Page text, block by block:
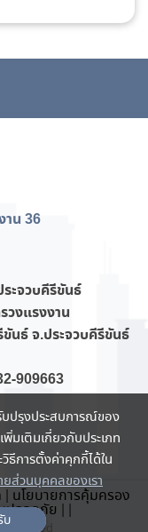
น 36
ะจวบคีรีขันธ์
งแรงงาน
นธ์ จ.ประจวบคีรีขันธ์
909663
| นโยบายการคุ้มครอง
ปลอดภัย | |
บปรุงประสบการณ์ของ
มเติมเกี่ยวกับประเภท
ธีการตั้งค่าคุกกี้ได้ใน
ส่วนบุคคลของเรา
บ